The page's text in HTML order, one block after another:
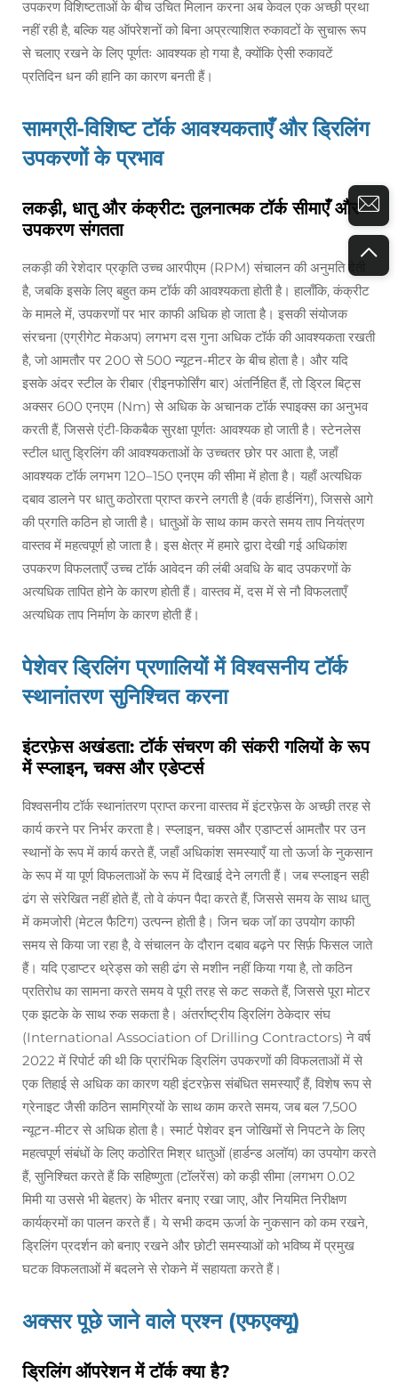
उपकरण विशिष्टताओं के बीच उचित मिलान करना अब केवल एक अच्छी प्रथा
नहीं रही है, बल्कि यह ऑपरेशनों को बिना अप्रत्याशित रुकावटों के सुचारू रूप
से चलाए रखने के लिए पूर्णतः आवश्यक हो गया है, क्योंकि ऐसी रुकावटें
प्रतिदिन धन की हानि का कारण बनती हैं।
सामग्री-विशिष्ट टॉर्क आवश्यकताएँ और ड्रिलिंग
उपकरणों के प्रभाव
लकड़ी, धातु और कंक्रीट: तुलनात्मक टॉर्क सीमाएँ और
उपकरण संगतता
लकड़ी की रेशेदार प्रकृति उच्च आरपीएम (RPM) संचालन की अनुमति देती
है, जबकि इसके लिए बहुत कम टॉर्क की आवश्यकता होती है। हालाँकि, कंक्रीट
के मामले में, उपकरणों पर भार काफी अधिक हो जाता है। इसकी संयोजक
संरचना (एग्रीगेट मेकअप) लगभग दस गुना अधिक टॉर्क की आवश्यकता रखती
है, जो आमतौर पर 200 से 500 न्यूटन-मीटर के बीच होता है। और यदि
इसके अंदर स्टील के रीबार (रीइनफोर्सिंग बार) अंतर्निहित हैं, तो ड्रिल बिट्स
अक्सर 600 एनएम (Nm) से अधिक के अचानक टॉर्क स्पाइक्स का अनुभव
करती हैं, जिससे एंटी-किकबैक सुरक्षा पूर्णतः आवश्यक हो जाती है। स्टेनलेस
स्टील धातु ड्रिलिंग की आवश्यकताओं के उच्चतर छोर पर आता है, जहाँ
आवश्यक टॉर्क लगभग 120–150 एनएम की सीमा में होता है। यहाँ अत्यधिक
दबाव डालने पर धातु कठोरता प्राप्त करने लगती है (वर्क हार्डनिंग), जिससे आगे
की प्रगति कठिन हो जाती है। धातुओं के साथ काम करते समय ताप नियंत्रण
वास्तव में महत्वपूर्ण हो जाता है। इस क्षेत्र में हमारे द्वारा देखी गई अधिकांश
उपकरण विफलताएँ उच्च टॉर्क आवेदन की लंबी अवधि के बाद उपकरणों के
अत्यधिक तापित होने के कारण होती हैं। वास्तव में, दस में से नौ विफलताएँ
अत्यधिक ताप निर्माण के कारण होती हैं।
पेशेवर ड्रिलिंग प्रणालियों में विश्वसनीय टॉर्क
स्थानांतरण सुनिश्चित करना
इंटरफ़ेस अखंडता: टॉर्क संचरण की संकरी गलियों के रूप
में स्प्लाइन, चक्स और एडेप्टर्स
विश्वसनीय टॉर्क स्थानांतरण प्राप्त करना वास्तव में इंटरफ़ेस के अच्छी तरह से
कार्य करने पर निर्भर करता है। स्प्लाइन, चक्स और एडाप्टर्स आमतौर पर उन
स्थानों के रूप में कार्य करते हैं, जहाँ अधिकांश समस्याएँ या तो ऊर्जा के नुकसान
के रूप में या पूर्ण विफलताओं के रूप में दिखाई देने लगती हैं। जब स्प्लाइन सही
ढंग से संरेखित नहीं होते हैं, तो वे कंपन पैदा करते हैं, जिससे समय के साथ धातु
में कमजोरी (मेटल फैटिग) उत्पन्न होती है। जिन चक जॉ का उपयोग काफी
समय से किया जा रहा है, वे संचालन के दौरान दबाव बढ़ने पर सिर्फ़ फिसल जाते
हैं। यदि एडाप्टर थ्रेड्स को सही ढंग से मशीन नहीं किया गया है, तो कठिन
प्रतिरोध का सामना करते समय वे पूरी तरह से कट सकते हैं, जिससे पूरा मोटर
एक झटके के साथ रुक सकता है। अंतर्राष्ट्रीय ड्रिलिंग ठेकेदार संघ
(International Association of Drilling Contractors) ने वर्ष
2022 में रिपोर्ट की थी कि प्रारंभिक ड्रिलिंग उपकरणों की विफलताओं में से
एक तिहाई से अधिक का कारण यही इंटरफ़ेस संबंधित समस्याएँ हैं, विशेष रूप से
ग्रेनाइट जैसी कठिन सामग्रियों के साथ काम करते समय, जब बल 7,500
न्यूटन-मीटर से अधिक होता है। स्मार्ट पेशेवर इन जोखिमों से निपटने के लिए
महत्वपूर्ण संबंधों के लिए कठोरित मिश्र धातुओं (हार्डन्ड अलॉय) का उपयोग करते
हैं, सुनिश्चित करते हैं कि सहिष्णुता (टॉलरेंस) को कड़ी सीमा (लगभग 0.02
मिमी या उससे भी बेहतर) के भीतर बनाए रखा जाए, और नियमित निरीक्षण
कार्यक्रमों का पालन करते हैं। ये सभी कदम ऊर्जा के नुकसान को कम रखने,
ड्रिलिंग प्रदर्शन को बनाए रखने और छोटी समस्याओं को भविष्य में प्रमुख
घटक विफलताओं में बदलने से रोकने में सहायता करते हैं।
अक्सर पूछे जाने वाले प्रश्न (एफएक्यू)
ड्रिलिंग ऑपरेशन में टॉर्क क्या है?